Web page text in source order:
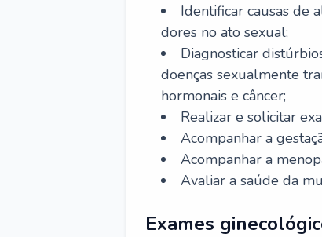
Identificar causas de
dores no ato sexual;
Diagnosticar
doenças sexualmente
hormonais e câncer;
Realizar e solicitar
Acompanhar a
Acompanhar a
Avaliar a saúde da
Exames